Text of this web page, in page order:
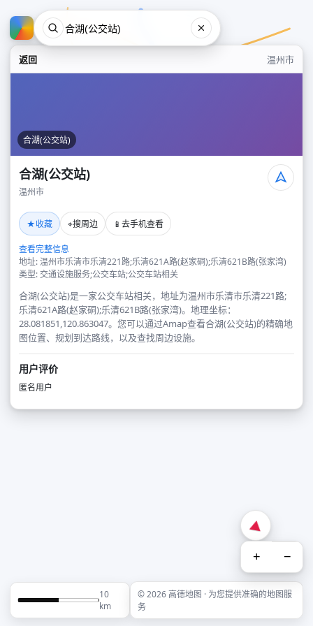
返回 温州市
合湖(公交站)
合湖(公交站)
温州市
★收藏 ⌖搜周边 📱 去手机查看
查看完整信息
地址: 温州市乐清市乐清221路;乐清621A路(赵家硐);乐清621B路(张家湾)
类型: 交通设施服务;公交车站;公交车站相关
合湖(公交站)是一家公交车站相关，地址为温州市乐清市乐清221路;
乐清621A路(赵家硐);乐清621B路(张家湾)。地理坐标：
28.081851,120.863047。您可以通过Amap查看合湖(公交站)的精确地
图位置、规划到达路线，以及查找周边设施。
用户评价
匿名用户
+ −
10
km
© 2026 高德地图 · 为您提供准确的地图服
务